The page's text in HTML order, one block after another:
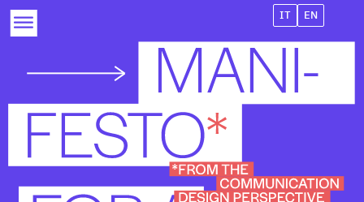
IT EN